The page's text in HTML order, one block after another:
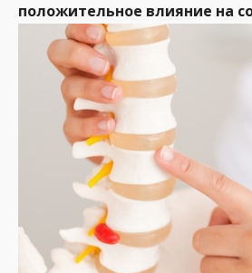
положительное влияние на